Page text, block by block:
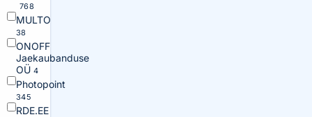
768
MULTO
38
ONOFF
Jaekaubanduse
OÜ 4
Photopoint
345
RDE.EE